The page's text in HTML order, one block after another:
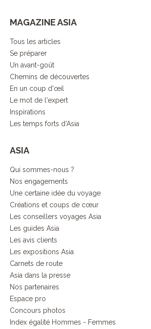
MAGAZINE ASIA
Tous les articles
Se préparer
Un avant-goût
Chemins de découvertes
En un coup d'œil
Le mot de l'expert
Inspirations
Les temps forts d'Asia
ASIA
Qui sommes-nous ?
Nos engagements
Une certaine idée du voyage
Créations et coups de cœur
Les conseillers voyages Asia
Les guides Asia
Les avis clients
Les expositions Asia
Carnets de route
Asia dans la presse
Nos partenaires
Espace pro
Concours photos
Index égalité Hommes - Femmes